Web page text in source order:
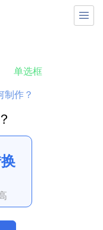

单选框
制作？